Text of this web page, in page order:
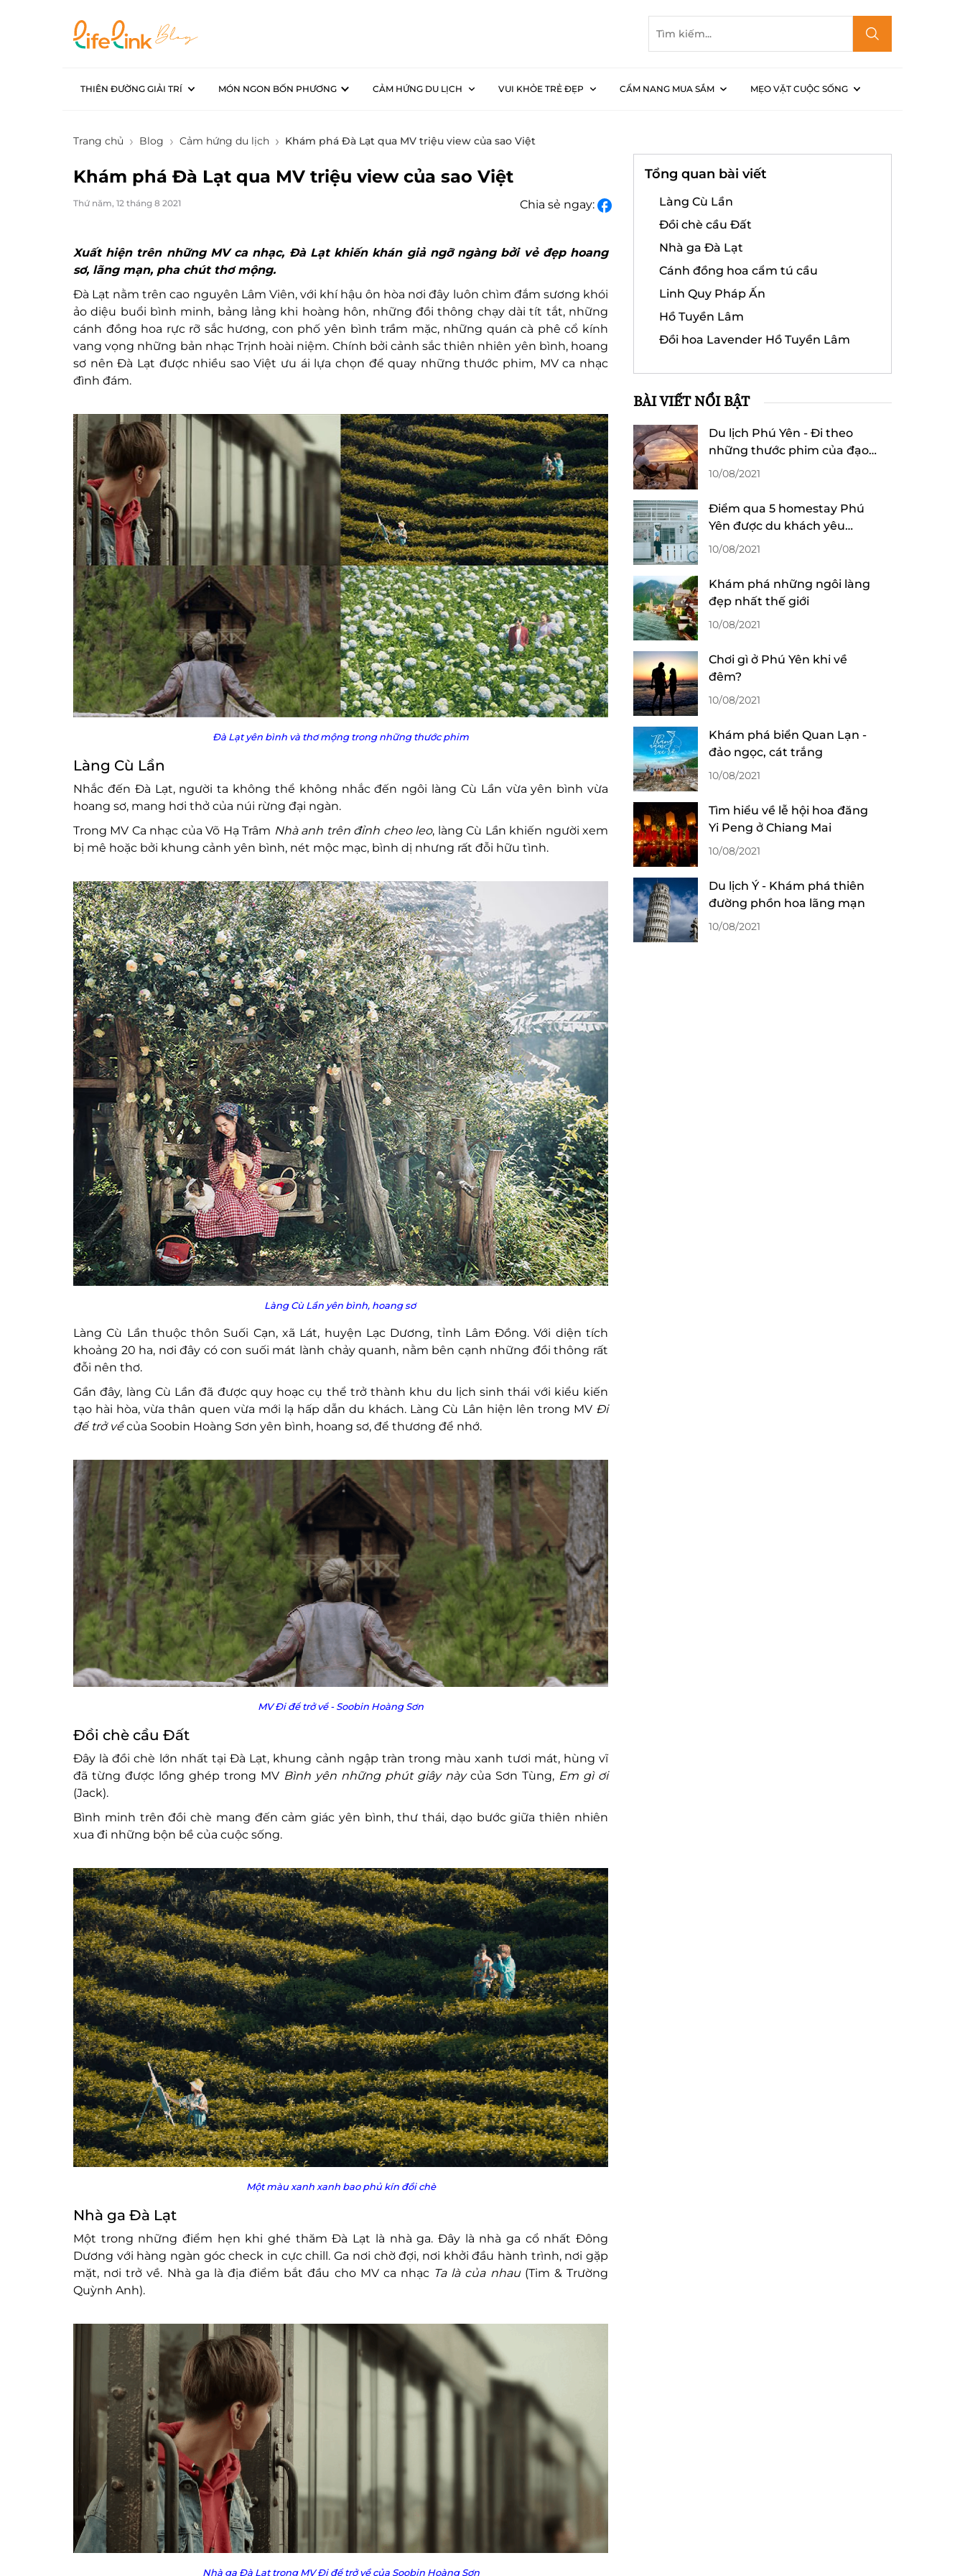
THIÊN ĐƯỜNG GIẢI TRÍ MÓN NGON BỐN PHƯƠNG CẢM HỨNG DU LỊCH VUI KHỎE TRẺ ĐẸP CẨM NANG MUA SẮM MẸO VẶT CUỘC SỐNG
Trang chủ Blog Cảm hứng du lịch Khám phá Đà Lạt qua MV triệu view của sao Việt
Khám phá Đà Lạt qua MV triệu view của sao Việt
Thứ năm, 12 tháng 8 2021 Chia sẻ ngay:
Xuất hiện trên những MV ca nhạc, Đà Lạt khiến khán giả ngỡ ngàng bởi vẻ đẹp hoang
sơ, lãng mạn, pha chút thơ mộng.
Đà Lạt nằm trên cao nguyên Lâm Viên, với khí hậu ôn hòa nơi đây luôn chìm đắm sương khói
ảo diệu buổi bình minh, bảng lảng khi hoàng hôn, những đồi thông chạy dài tít tắt, những
cánh đồng hoa rực rỡ sắc hương, con phố yên bình trầm mặc, những quán cà phê cổ kính
vang vọng những bản nhạc Trịnh hoài niệm. Chính bởi cảnh sắc thiên nhiên yên bình, hoang
sơ nên Đà Lạt được nhiều sao Việt ưu ái lựa chọn để quay những thước phim, MV ca nhạc
đình đám.
Đà Lạt yên bình và thơ mộng trong những thước phim
Làng Cù Lần
Nhắc đến Đà Lạt, người ta không thể không nhắc đến ngôi làng Cù Lần vừa yên bình vừa
hoang sơ, mang hơi thở của núi rừng đại ngàn.
Trong MV Ca nhạc của Võ Hạ Trâm Nhà anh trên đỉnh cheo leo, làng Cù Lần khiến người xem
bị mê hoặc bởi khung cảnh yên bình, nét mộc mạc, bình dị nhưng rất đỗi hữu tình.
Làng Cù Lần yên bình, hoang sơ
Làng Cù Lần thuộc thôn Suối Cạn, xã Lát, huyện Lạc Dương, tỉnh Lâm Đồng. Với diện tích
khoảng 20 ha, nơi đây có con suối mát lành chảy quanh, nằm bên cạnh những đồi thông rất
đỗi nên thơ.
Gần đây, làng Cù Lần đã được quy hoạc cụ thể trở thành khu du lịch sinh thái với kiểu kiến
tạo hài hòa, vừa thân quen vừa mới lạ hấp dẫn du khách. Làng Cù Lân hiện lên trong MVĐi
để trở vềcủa Soobin Hoàng Sơn yên bình, hoang sơ, để thương để nhớ.
MV Đi để trở về - Soobin Hoàng Sơn
Đồi chè cầu Đất
Đây là đồi chè lớn nhất tại Đà Lạt, khung cảnh ngập tràn trong màu xanh tươi mát, hùng vĩ
đã từng được lồng ghép trong MV Bình yên những phút giây nàycủa Sơn Tùng, Em gì ơi
(Jack).
Bình minh trên đồi chè mang đến cảm giác yên bình, thư thái, dạo bước giữa thiên nhiên
xua đi những bộn bề của cuộc sống.
Một màu xanh xanh bao phủ kín đồi chè
Nhà ga Đà Lạt
Một trong những điểm hẹn khi ghé thăm Đà Lạt là nhà ga. Đây là nhà ga cổ nhất Đông
Dương với hàng ngàn góc check in cực chill. Ga nơi chờ đợi, nơi khởi đầu hành trình, nơi gặp
mặt, nơi trở về. Nhà ga là địa điểm bắt đầu cho MV ca nhạc Ta là của nhau(Tim & Trường
Quỳnh Anh).
Nhà ga Đà Lạt trong MVĐi để trở vềcủa Soobin Hoàng Sơn
Tổng quan bài viết
Làng Cù Lần
Đồi chè cầu Đất
Nhà ga Đà Lạt
Cánh đồng hoa cẩm tú cầu
Linh Quy Pháp Ấn
Hồ Tuyền Lâm
Đồi hoa Lavender Hồ Tuyền Lâm
BÀI VIẾT NỔI BẬT
Du lịch Phú Yên - Đi theo
những thước phim của đạo
diễn Victor Vũ
10/08/2021
Điểm qua 5 homestay Phú
Yên được du khách yêu
thích
10/08/2021
Khám phá những ngôi làng
đẹp nhất thế giới
10/08/2021
Chơi gì ở Phú Yên khi về
đêm?
10/08/2021
Khám phá biển Quan Lạn -
đảo ngọc, cát trắng
10/08/2021
Tìm hiểu về lễ hội hoa đăng
Yi Peng ở Chiang Mai
10/08/2021
Du lịch Ý - Khám phá thiên
đường phồn hoa lãng mạn
10/08/2021